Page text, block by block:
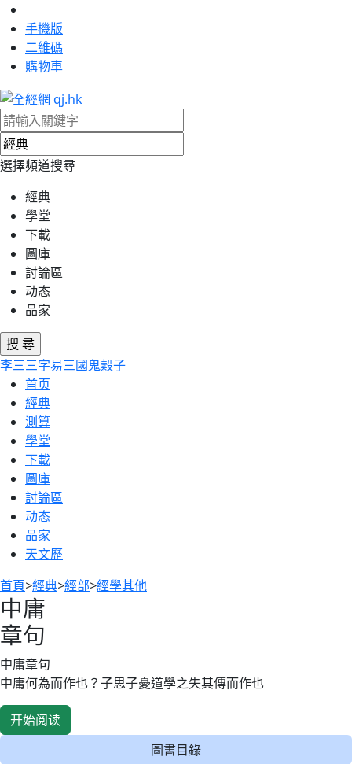
手機版
二維碼
購物車
選擇頻道搜尋
經典
學堂
下載
圖庫
討論區
动态
品家
李三三字易三國鬼穀子
首页
經典
測算
學堂
下載
圖庫
討論區
动态
品家
天文歷
首頁>經典>經部>經學其他
中庸
章句
中庸章句
中庸何為而作也？子思子憂道學之失其傳而作也
开始阅读
圖書目錄